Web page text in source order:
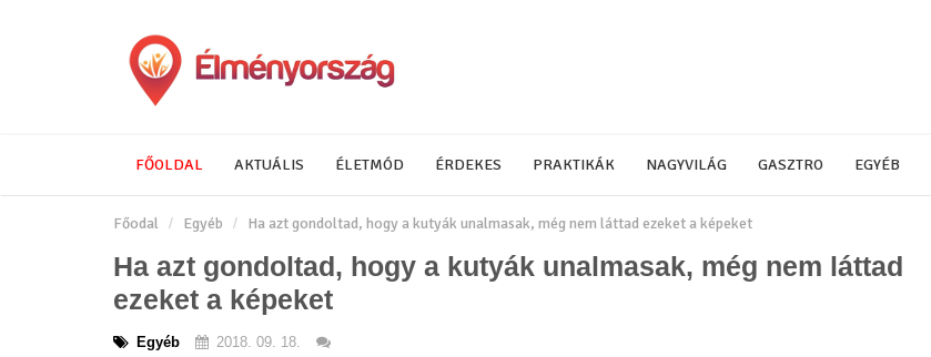
FŐOLDAL AKTUÁLIS ÉLETMÓD ÉRDEKES PRAKTIKÁK NAGYVILÁG GASZTRO EGYÉB
Főodal Egyéb Ha azt gondoltad, hogy a kutyák unalmasak, még nem láttad ezeket a képeket
Ha azt gondoltad, hogy a kutyák unalmasak, még nem láttad
ezeket a képeket
Egyéb 2018. 09. 18.